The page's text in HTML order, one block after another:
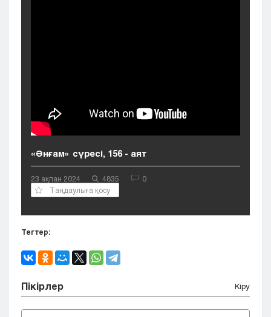
Уральск
Усть-Каменогорск
«Әнғам» сүресі, 156 - аят
23 ақпан 2024 4835
0
Таңдаулыға қосу
Тегтер:
Пікірлер Кіру